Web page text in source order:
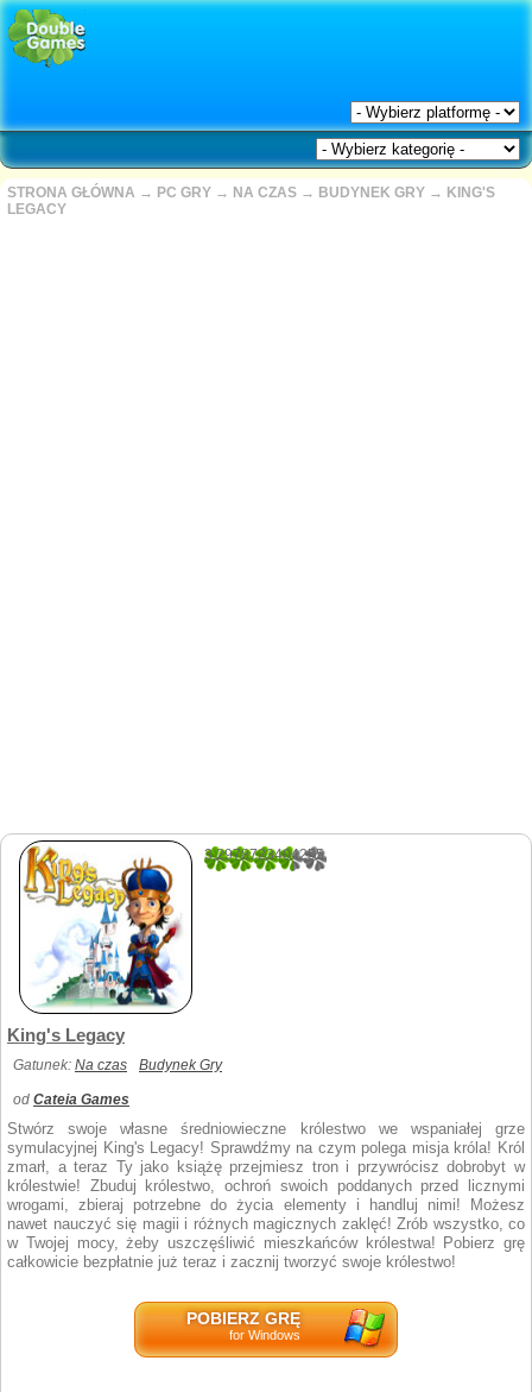
STRONA GŁÓWNA → PC GRY → NA CZAS → BUDYNEK GRY → KING'S
LEGACY
3.2978723404255
King's Legacy
Gatunek: Na czas Budynek Gry
od Cateia Games
Stwórz swoje własne średniowieczne królestwo we wspaniałej grze
symulacyjnej King's Legacy! Sprawdźmy na czym polega misja króla! Król
zmarł, a teraz Ty jako książę przejmiesz tron i przywrócisz dobrobyt w
królestwie! Zbuduj królestwo, ochroń swoich poddanych przed licznymi
wrogami, zbieraj potrzebne do życia elementy i handluj nimi! Możesz
nawet nauczyć się magii i różnych magicznych zaklęć! Zrób wszystko, co
w Twojej mocy, żeby uszczęśliwić mieszkańców królestwa! Pobierz grę
całkowicie bezpłatnie już teraz i zacznij tworzyć swoje królestwo!
POBIERZ GRĘ
for Windows